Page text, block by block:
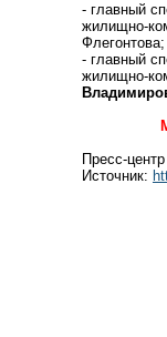
- главный
жилищно-
Флегонтова;
- главный
жилищно-
Пресс-
Источник: